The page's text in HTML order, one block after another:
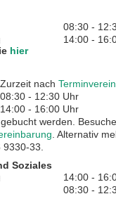
08:30 -
14:00 -
hier
Zurzeit nach
08:30 - 12:30 Uhr
14:00 - 16:00 Uhr
werden.
. Alternativ
33.
Soziales
14:00 -
08:30 -